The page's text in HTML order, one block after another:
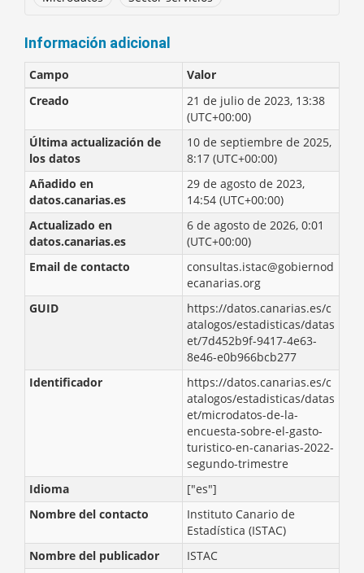
Información adicional
Campo
Valor
Creado
21 de julio de 2023, 13:38
(UTC+00:00)
Última actualización de
los datos
10 de septiembre de 2025,
8:17 (UTC+00:00)
Añadido en
datos.canarias.es
29 de agosto de 2023,
14:54 (UTC+00:00)
Actualizado en
datos.canarias.es
6 de agosto de 2026, 0:01
(UTC+00:00)
Email de contacto
consultas.istac@gobiernod
ecanarias.org
GUID
https://datos.canarias.es/c
atalogos/estadisticas/datas
et/7d452b9f-9417-4e63-
8e46-e0b966bcb277
Identificador
https://datos.canarias.es/c
atalogos/estadisticas/datas
et/microdatos-de-la-
encuesta-sobre-el-gasto-
turistico-en-canarias-2022-
segundo-trimestre
Idioma
["es"]
Nombre del contacto
Instituto Canario de
Estadística (ISTAC)
Nombre del publicador
ISTAC